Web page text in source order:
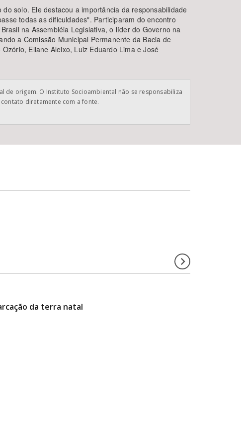
solo. Ele destacou a importância da responsabilidade
todas as dificuldades". Participaram do encontro
na Assembléia Legislativa, o líder do Governo na
a Comissão Municipal Permanente da Bacia de
Eliane Aleixo, Luiz Eduardo Lima e José
de origem. O Instituto Socioambiental não se responsabiliza
diretamente com a fonte.
da terra natal